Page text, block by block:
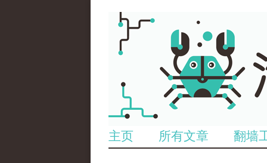
主页 所有文章 翻墙